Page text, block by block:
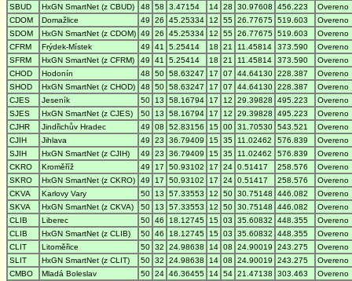
SBUD
HxGN SmartNet (z CBUD) 48 58 3.47154 14 28 30.97608 456.223
Overeno
CDOM
Domažlice 49 26 45.25334 12 55 26.77675 519.603
Overeno
SDOM
HxGN SmartNet (z CDOM) 49 26 45.25334 12 55 26.77675 519.603
Overeno
CFRM
Frýdek-Místek 49 41 5.25414 18 21 11.45814 373.590
Overeno
SFRM
HxGN SmartNet (z CFRM) 49 41 5.25414 18 21 11.45814 373.590
Overeno
CHOD
Hodonín 48 50 58.63247 17 07 44.64130 228.387
Overeno
SHOD
HxGN SmartNet (z CHOD) 48 50 58.63247 17 07 44.64130 228.387
Overeno
CJES
Jeseník 50 13 58.16794 17 12 29.39828 495.223
Overeno
SJES
HxGN SmartNet (z CJES) 50 13 58.16794 17 12 29.39828 495.223
Overeno
CJHR
Jindřichův Hradec 49 08 52.83156 15 00 31.70530 543.521
Overeno
CJIH
Jihlava 49 23 36.79409 15 35 11.02462 576.839
Overeno
SJIH
HxGN SmartNet (z CJIH) 49 23 36.79409 15 35 11.02462 576.839
Overeno
CKRO
Kroměříž 49 17 50.93102 17 24 0.51417 258.576
Overeno
SKRO
HxGN SmartNet (z CKRO) 49 17 50.93102 17 24 0.51417 258.576
Overeno
CKVA
Karlovy Vary 50 13 57.33553 12 50 30.75148 446.082
Overeno
SKVA
HxGN SmartNet (z CKVA) 50 13 57.33553 12 50 30.75148 446.082
Overeno
CLIB
Liberec 50 46 18.12745 15 03 35.60832 448.355
Overeno
CLIB
HxGN SmartNet (z CLIB) 50 46 18.12745 15 03 35.60832 448.355
Overeno
CLIT
Litoměřice 50 32 24.98638 14 08 24.90019 243.275
Overeno
SLIT
HxGN SmartNet (z CLIT) 50 32 24.98638 14 08 24.90019 243.275
Overeno
CMBO
Mladá Boleslav 50 24 46.36455 14 54 21.47138 303.463
Overeno